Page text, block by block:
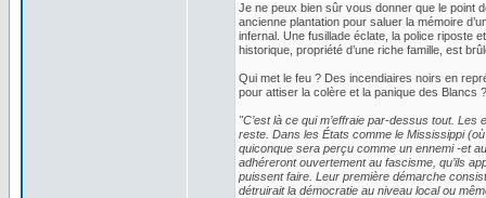
Je ne peux bien sûr vous donner que le point
ancienne plantation pour saluer la mémoire
infernal. Une fusillade éclate, la police riposte
historique, propriété d’une riche famille, est
Qui met le feu ? Des incendiaires noirs en
pour attiser la colère et la panique des
"C’est là ce qui m’effraie par-dessus tout. Les
reste. Dans les États comme le Mississippi
quiconque sera perçu comme un ennemi -et
adhéreront ouvertement au fascisme, qu’ils
puissent faire. Leur première démarche
détruirait la démocratie au niveau local ou